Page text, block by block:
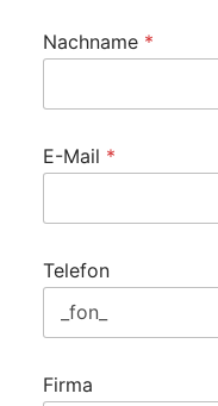
Nachname *
E-Mail *
Telefon
Firma